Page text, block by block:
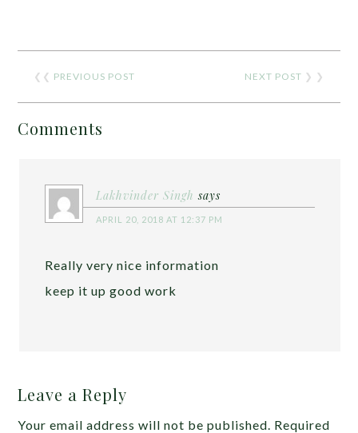
❮❮ PREVIOUS POST NEXT POST ❯ ❯
Comments
Lakhvinder Singh says
APRIL 20, 2018 AT 12:37 PM
Really very nice information
keep it up good work
Leave a Reply
Your email address will not be published. Required